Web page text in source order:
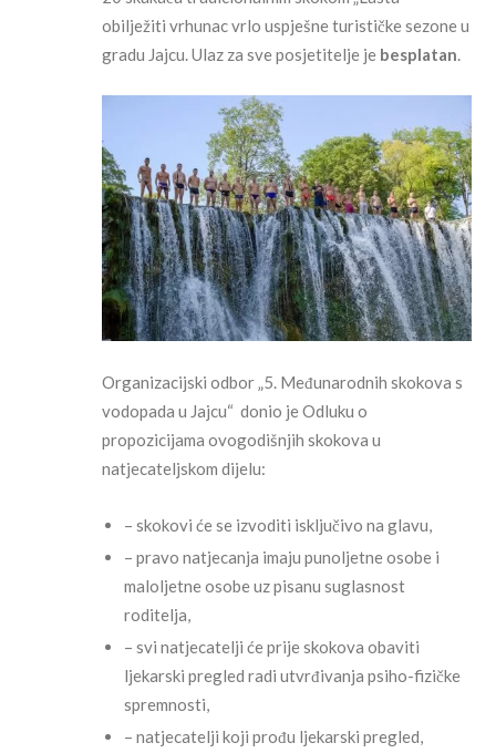
obilježiti vrhunac vrlo uspješne turističke sezone u
gradu Jajcu. Ulaz za sve posjetitelje je besplatan.
Organizacijski odbor „5. Međunarodnih skokova s
vodopada u Jajcu“ donio je Odluku o
propozicijama ovogodišnjih skokova u
natjecateljskom dijelu:
– skokovi će se izvoditi isključivo na glavu,
– pravo natjecanja imaju punoljetne osobe i
maloljetne osobe uz pisanu suglasnost
roditelja,
– svi natjecatelji će prije skokova obaviti
ljekarski pregled radi utvrđivanja psiho-fizičke
spremnosti,
– natjecatelji koji prođu ljekarski pregled,